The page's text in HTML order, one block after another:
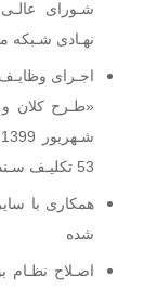
شـورای
نهـادی شـبکه
اجـرای
53 تکلیـف سـند یـاد شـده بـر عهـده وزارت ارتباطـات اسـت.
همکاری با
شده
اصـلاح نظـام